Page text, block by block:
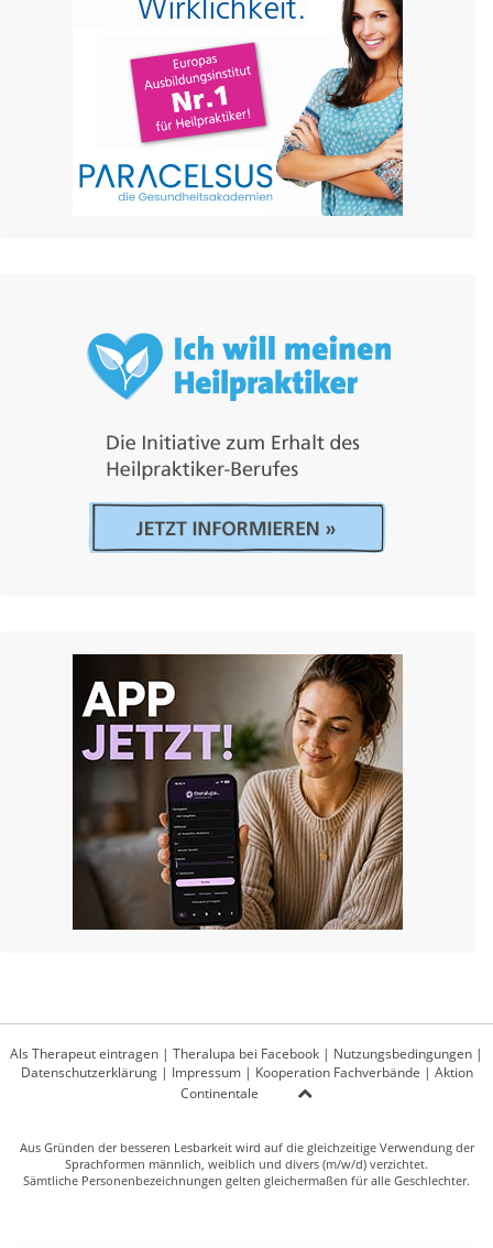
Als Therapeut eintragen | Theralupa bei Facebook | Nutzungsbedingungen |
Datenschutzerklärung| Impressum| Kooperation Fachverbände | Aktion
Continentale
Aus Gründen der besseren Lesbarkeit wird auf die gleichzeitige Verwendung der
Sprachformen männlich, weiblich und divers (m/w/d) verzichtet.
Sämtliche Personenbezeichnungen gelten gleichermaßen für alle Geschlechter.